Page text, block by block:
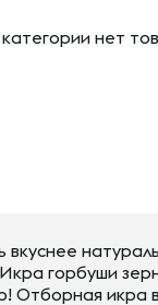
нет
горбуши
Отборная икра